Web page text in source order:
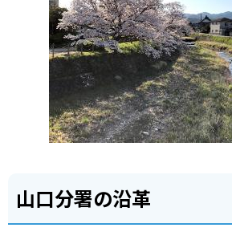
山口分署の沿革